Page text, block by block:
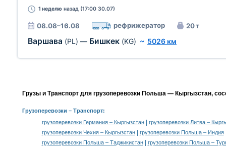
1 неделю назад (17:00 30.07)
08.08–16.08 рефрижератор 20 т
Варшава (PL) — Бишкек (KG) ~ 5026 км
Грузы и Транспорт для грузоперевозки Польша — Кыргызстан,
Грузоперевозки – Транспорт:
грузоперевозки Германия – Кыргызстан|
грузоперевозки Литва –
грузоперевозки Чехия – Кыргызстан| грузоперевозки Польша – Индия
грузоперевозки Польша – Таджикистан| грузоперевозки Польша –